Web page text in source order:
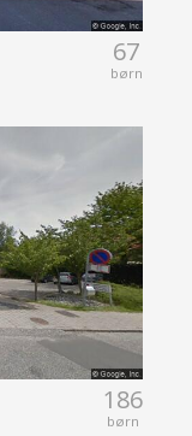
67
børn
186
børn